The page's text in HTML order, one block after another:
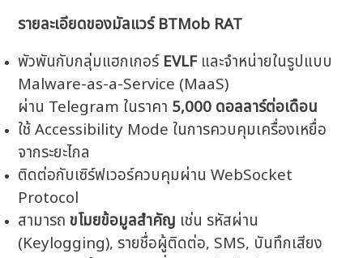
รายละเอียดของมัลแวร์ BTMob RAT
พัวพันกับกลุ่มแฮกเกอร์ EVLFและจำหน่ายในรูปแบบ
Malware-as-a-Service (MaaS)
ผ่าน Telegram ในราคา 5,000 ดอลลาร์ต่อเดือน
ใช้ Accessibility Mode ในการควบคุมเครื่องเหยื่อ
จากระยะไกล
ติดต่อกับเซิร์ฟเวอร์ควบคุมผ่าน WebSocket
Protocol
สามารถขโมยข้อมูลสำคัญ เช่น รหัสผ่าน
(Keylogging), รายชื่อผู้ติดต่อ, SMS, บันทึกเสียง